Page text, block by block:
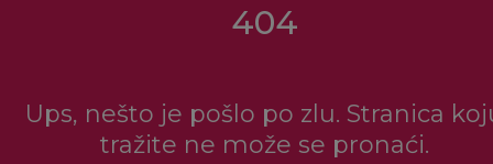
404
Ups, nešto je pošlo po zlu. Stranica
tražite ne može se pronaći.